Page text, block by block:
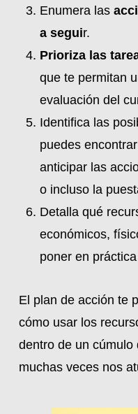
Enumera las
a seguir.
Prioriza las
que te permitan
evaluación del
Identifica las
puedes
anticipar las
o incluso la
Detalla qué
económicos,
poner en
El plan de acción te
cómo usar los
dentro de un
muchas veces nos